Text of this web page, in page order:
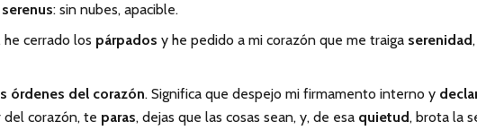
serenus: sin nubes, apacible.
cerrado los párpados y he pedido a mi corazón que me traiga serenidad
órdenes del corazón. Significa que despejo mi firmamento interno y
corazón, te paras, dejas que las cosas sean, y, de esa quietud, brota la